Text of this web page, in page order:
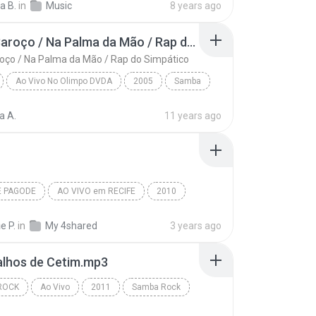
B. in Music 8 years ago
Zé do Caroço / Na Palma da Mão / Rap do Simpático
/ Na Palma da Mão / Rap do Simpático
Ao Vivo No Olimpo DVDA 2005 Samba
A. 11 years ago
AO VIVO em RECIFE 2010
P. in My 4shared 3 years ago
de Cetim.mp3
Ao Vivo 2011 Samba Rock